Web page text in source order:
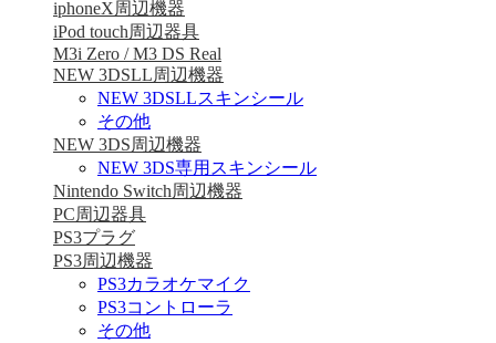
iphoneX周辺機器
iPod touch周辺器具
M3i Zero / M3 DS Real
NEW 3DSLL周辺機器
NEW 3DSLLスキンシール
その他
NEW 3DS周辺機器
NEW 3DS専用スキンシール
Nintendo Switch周辺機器
PC周辺器具
PS3プラグ
PS3周辺機器
PS3カラオケマイク
PS3コントローラ
その他